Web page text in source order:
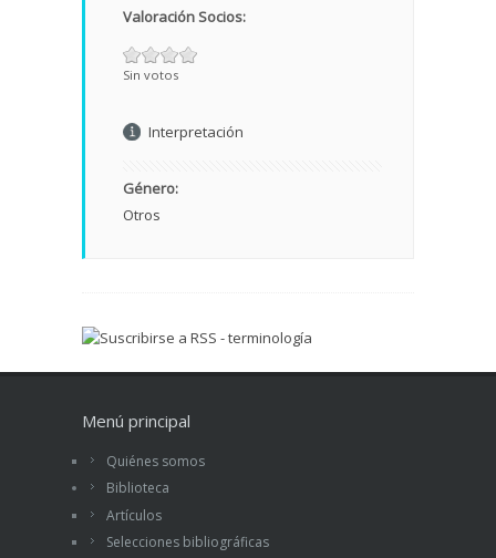
Valoración Socios:
Sin votos
Interpretación
Género:
Otros
Menú principal
Quiénes somos
Biblioteca
Artículos
Selecciones bibliográficas